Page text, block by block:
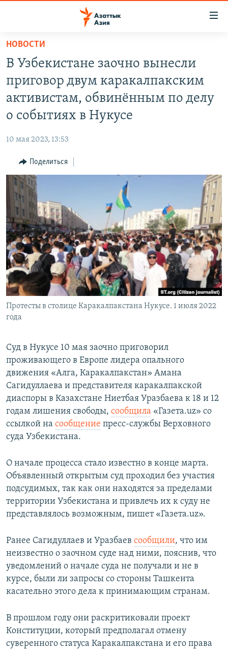
Вернуться
основному
содержанию
Вернутся
главной
Вернутся
поиску
ЦЕНТРАЛЬНАЯ АЗИЯ
УЗБЕКИСТАН
ВОЙНА В УКРАИНЕ
НА ДРУГИХ ЯЗЫКАХ
ЎЗБЕКЧА
ТОҶИКӢ
TÜRKMENÇE
ПОДПИШИТЕСЬ НА НАС В СОЦСЕТЯХ
Все сайты РСЕ/РС
НОВОСТИ
В Узбекистане заочно вынесли
приговор двум каракалпакским
активистам, обвинённым по делу
о событиях в Нукусе
10 мая 2023, 13:53
Поделиться
Протесты в столице Каракалпакстана Нукусе. 1 июля 2022
года
Суд в Нукусе 10 мая заочно приговорил
проживающего в Европе лидера опального
движения «Алга, Каракалпакстан» Амана
Сагидуллаева и представителя каракалпакской
диаспоры в Казахстане Ниетбая Уразбаева к 18 и 12
годам лишения свободы, сообщила «Газета.uz» со
ссылкой на сообщение пресс-службы Верховного
суда Узбекистана.
О начале процесса стало известно в конце марта.
Объявленный открытым суд проходил без участия
подсудимых, так как они находятся за пределами
территории Узбекистана и привлечь их к суду не
представлялось возможным, пишет «Газета.uz».
Ранее Сагидуллаев и Уразбаев сообщили, что им
неизвестно о заочном суде над ними, пояснив, что
уведомлений о начале суда не получали и не в
курсе, были ли запросы со стороны Ташкента
касательно этого дела к принимающим странам.
В прошлом году они раскритиковали проект
Конституции, который предполагал отмену
суверенного статуса Каракалпакстана и его права